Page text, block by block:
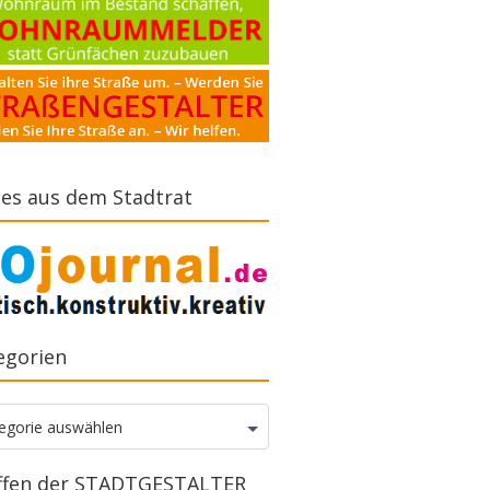
aus dem Stadtrat
auswählen
der STADTGESTALTER